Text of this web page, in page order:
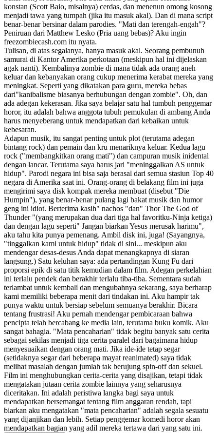
konstan (Scott Baio, misalnya) cerdas, dan menenun omong kosong
menjadi tawa yang tumpah (jika itu masuk akal). Dan di mana script
benar-benar bersinar dalam parodies. "Mati dan terengah-engah"?
Peniruan dari Matthew Lesko (Pria uang bebas)? Aku ingin
freezombiecash.com itu nyata.
Tulisan, di atas segalanya, hanya masuk akal. Seorang pembunuh
samurai di Kantor Amerika perkotaan (meskipun hal ini dijelaskan
agak nanti). Kembalinya zombie di mana tidak ada orang aneh
keluar dan kebanyakan orang cukup menerima kerabat mereka yang
meningkat. Seperti yang dikatakan para guru, mereka bebas
dari"kanibalisme biasanya berhubungan dengan zombie". Oh, dan
ada adegan kekerasan. Jika saya belajar satu hal tumbuh penggemar
horor, itu adalah bahwa anggota tubuh pemukulan di ambang Anda
harus menyeberang untuk mendapatkan dari kebaikan untuk
kebesaran.
Adapun musik, itu sangat penting untuk plot (terutama adegan
bintang rock) dan pemain dan kru menariknya keluar. Kedua lagu
rock ("membangkitkan orang mati") dan campuran musik inidental
dengan lancar. Terutama saya harus jari "meninggalkan AS untuk
hidup". Parodi negara ini bisa saja berasal dari semua stasiun Top 40
negara di Amerika saat ini. Orang-orang di belakang film ini juga
mengirimi saya disk kompak mereka membuat (disebut "Die
Humpin"), yang benar-benar pulang lagi bakat musik dan humor
geng ini idiot. Berterima kasih" nachos "dan" Thor The God of
Thunder "(yang merupakan dua dari tiga hal favoritku-Ninja ketiga)
dan dengan lagu seperti" Jangan biarkan Yesus merusak harimu",
aku tahu kita punya pemenang. Ambil disk ini, juga! (Sayangnya,
"tinggalkan kami untuk hidup" tidak di sini... meskipun aku
mendengar desas-desus Anda dapat menangkapnya di siaran
langsung.) Satu keluhan saya: ada pertandingan Kung Fu dari
proporsi epik di satu titik kemudian dalam film. Adegan perkelahian
ini terlalu pendek dan berakhir terlalu tiba-tiba. Sementara sudah
terlambat untuk kembali dan mengubahnya sekarang, saya berharap
kami memiliki beberapa menit dari tindakan ini. Aku hampir tak
punya waktu untuk bersiap sebelum semuanya berakhir. Bicara
tentang frustrasi! Aku pernah mendengar pembicaraan bahwa
pencipta telah bercabang ke media lain, terutama buku komik. Aku
sangat bahagia. "Mata pencaharian" tidak begitu banyak satu cerita
sebagai sekilas menjadi tiga cerita paralel dari bagaimana hidup
menyesuaikan dengan orang mati. Jika ide-ide tetap segar
(setidaknya segar dari beberapa mayat reanimated) saya tidak
melihat masalah dengan jumlah tak berujung spin-off dan sekuel.
Film ini menghubungkan cerita-cerita yang disajikan, tetapi tidak
mengatakan jutaan cerita zombie lainnya yang seharusnya
diceritakan. Ini adalah peristiwa langka bagi saya untuk
mendapatkan bersemangat tentang film anggaran rendah, tapi
biarkan aku mengatakan "mata pencaharian" adalah segala sesuatu
yang dijanjikan dan lebih. Setiap penggemar komedi horor akan
mendapatkan bagian yang adil mereka tertawa dari yang satu ini.